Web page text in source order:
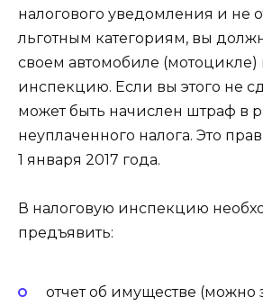
налогового уведомления и не
льготным категориям, вы
своем автомобиле (мотоцикле)
инспекцию. Если вы этого не
может быть начислен штраф в
неуплаченного налога. Это
1 января 2017 года.
В налоговую инспекцию
предъявить:
отчет об имуществе (можно